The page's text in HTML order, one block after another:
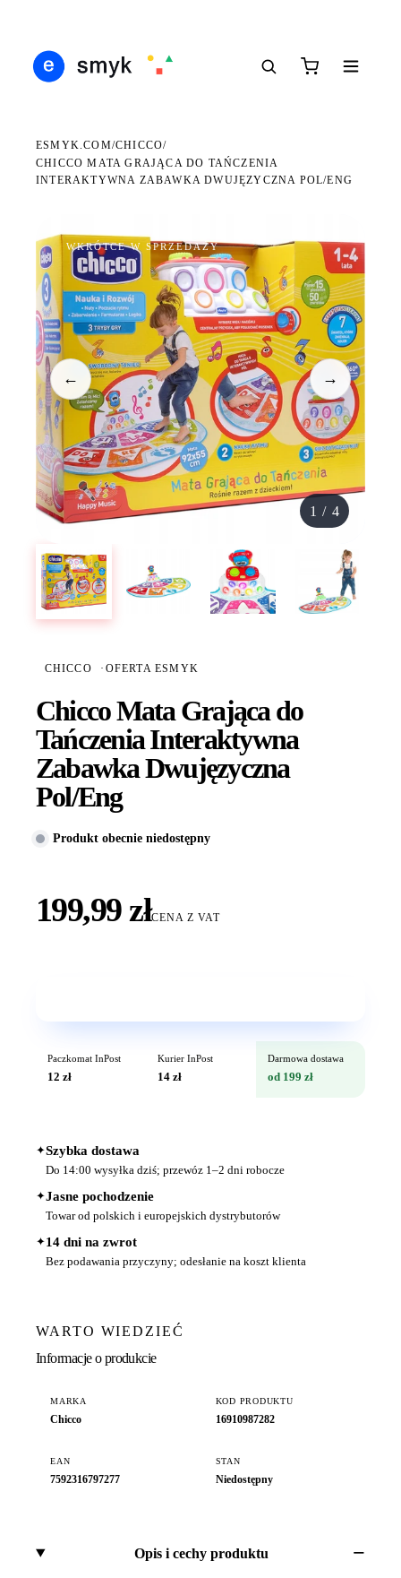
ESMYK.COM/CHICCO/
CHICCO MATA GRAJĄCA DO TAŃCZENIA
INTERAKTYWNA ZABAWKA DWUJĘZYCZNA POL/ENG
WKRÓTCE W SPRZEDAŻY
← →
1 / 4
CHICCO · OFERTA ESMYK
Chicco Mata Grająca do
Tańczenia Interaktywna
Zabawka Dwujęzyczna
Pol/Eng
Produkt obecnie niedostępny
199,99 złCENA Z VAT
Paczkomat InPost
12 zł
Kurier InPost
14 zł
Darmowa dostawa
od 199 zł
✦Szybka dostawa
Do 14:00 wysyłka dziś; przewóz 1–2 dni robocze
✦Jasne pochodzenie
Towar od polskich i europejskich dystrybutorów
✦14 dni na zwrot
Bez podawania przyczyny; odesłanie na koszt klienta
WARTO WIEDZIEĆ
Informacje o produkcie
MARKA
Chicco
KOD PRODUKTU
16910987282
EAN
7592316797277
STAN
Niedostępny
Opis i cechy produktu